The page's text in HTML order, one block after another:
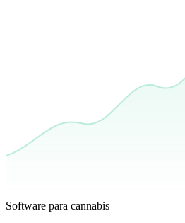
Software para cannabis